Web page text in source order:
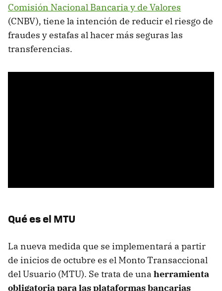
Comisión Nacional Bancaria y de Valores
(CNBV), tiene la intención de reducir el riesgo de
fraudes y estafas al hacer más seguras las
transferencias.
Qué es el MTU
La nueva medida que se implementará a partir
de inicios de octubre es el Monto Transaccional
del Usuario (MTU). Se trata de una herramienta
obligatoria para las plataformas bancarias